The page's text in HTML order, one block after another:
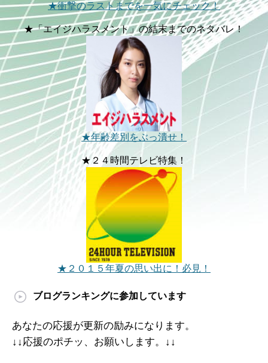
★衝撃のラストまでを一気にチェック！
★「エイジハラスメント」の結末までのネタバレ！
★年齢差別をぶっ潰せ！
★２４時間テレビ特集！
★２０１５年夏の思い出に！必見！
ブログランキングに参加しています
あなたの応援が更新の励みになります。
↓↓応援のポチッ、お願いします。↓↓